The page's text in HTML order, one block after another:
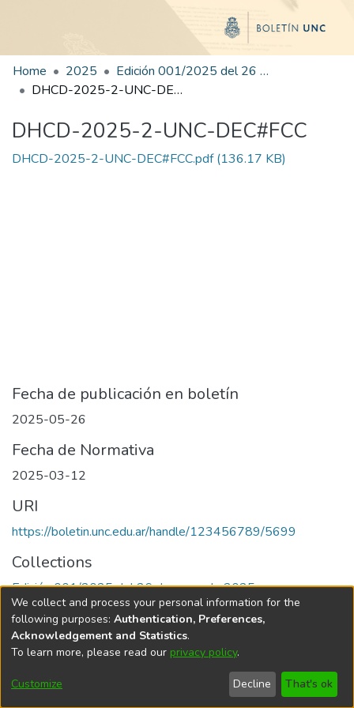
Home 2025
Edición 001/2025 del 26 de mayo de 2025
DHCD-2025-2-UNC-DEC#FCC
DHCD-2025-2-UNC-DEC#FCC
DHCD-2025-2-UNC-DEC#FCC.pdf(136.17 KB)
Fecha de publicación en boletín
2025-05-26
Fecha de Normativa
2025-03-12
URI
https://boletin.unc.edu.ar/handle/123456789/5699
Collections
Edición 001/2025 del 26 de mayo de 2025
Universidad Nacional de Córdoba
We collect and process your personal information for the
following purposes: Authentication, Preferences,
Acknowledgement and Statistics.
To learn more, please read our privacy policy.
Customize Decline That's ok